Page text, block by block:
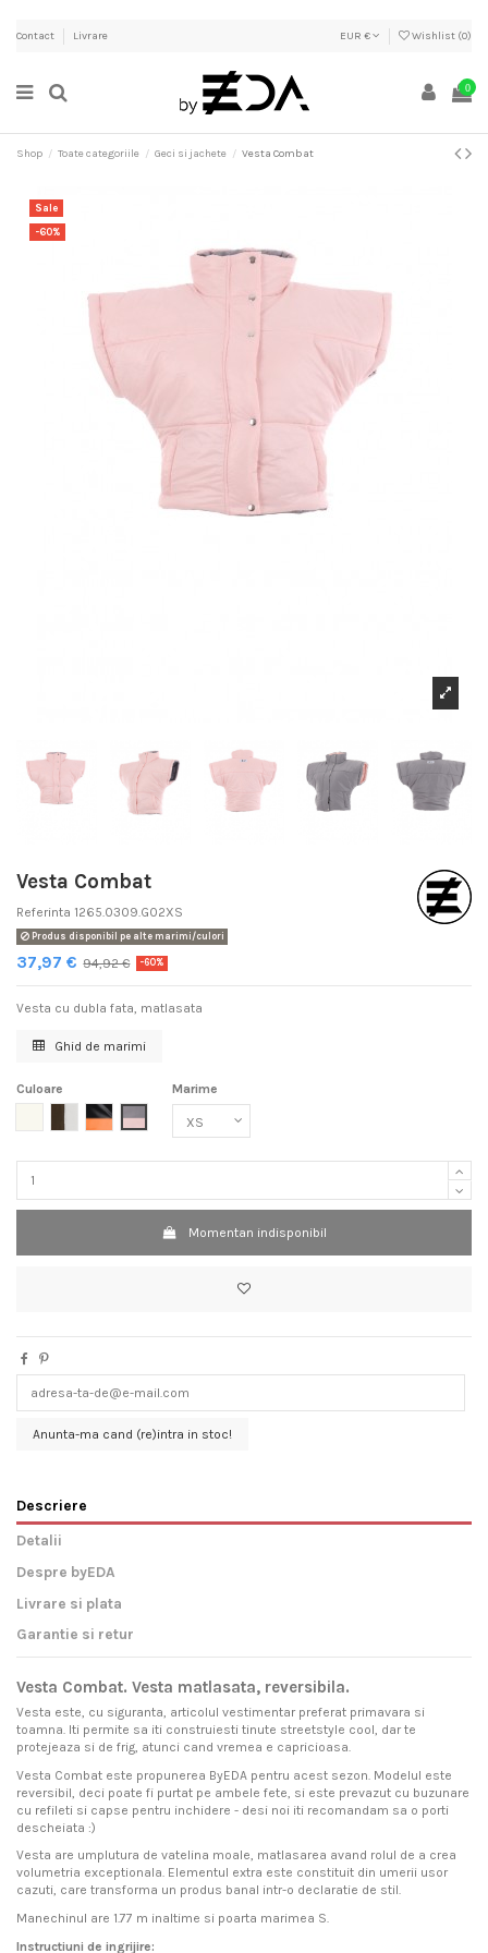
Contact Livrare EUR € Wishlist (0)
0
Shop Toate categoriile Geci si jachete Vesta Combat
Sale
-60%
Vesta Combat
Referinta 1265.0309.G02XS
Produs disponibil pe alte marimi/culori
37,97 € 94,92 € -60%
Vesta cu dubla fata, matlasata
Ghid de marimi
Culoare
Off whiteKaki Off white
Negru Portocaliu
Gri Roz
Marime
Momentan indisponibil
Anunta-ma cand (re)intra in stoc!
Descriere
Detalii
Despre byEDA
Livrare si plata
Garantie si retur
Vesta Combat. Vesta matlasata, reversibila.
Vesta este, cu siguranta, articolul vestimentar preferat primavara si
toamna. Iti permite sa iti construiesti tinute streetstyle cool, dar te
protejeaza si de frig, atunci cand vremea e capricioasa.
Vesta Combat este propunerea ByEDA pentru acest sezon. Modelul este
reversibil, deci poate fi purtat pe ambele fete, si este prevazut cu buzunare
cu refileti si capse pentru inchidere - desi noi iti recomandam sa o porti
descheiata :)
Vesta are umplutura de vatelina moale, matlasarea avand rolul de a crea
volumetria exceptionala. Elementul extra este constituit din umerii usor
cazuti, care transforma un produs banal intr-o declaratie de stil.
Manechinul are 1.77 m inaltime si poarta marimea S.
Instructiuni de ingrijire: